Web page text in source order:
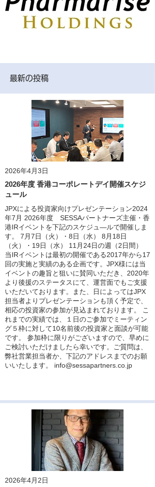
最新の投稿
2026年4月3日
2026年度 香港コーポレートデイ開催スケジ
ュール
JPXによる投資家向けプレゼンテーション2024
年7月 2026年度 SESSAパートナーズ主催・香
港IRイベントを下記のスケジュ―ルで開催しま
す。 7月7日（火）・8日（水） 8月18日
（火）・19日（水） 11月24日の週（2日間）
当IRイベントは最初の開催である2017年から17
回の実施と実績のある企画です。JPX様には当
イベントの趣旨と狙いに賛同いただき、2020年
より後援のステータスにて、運営面でもご支援
いただいております。また、日によってはJPX
担当者よりプレゼンテーションも頂く予定で、
相応の投資家の参加が見込まれております。 こ
れまでの実績では、１日のご参加でミーティン
グ５枠に対して10名前後の投資家と面談が可能
です。 参加枠に限りがございますので、早めに
ご検討いただけましたら幸いです。ご質問は、
弊社営業担当者か、下記のアドレスまでのお願
いいたします。 info@sessapartners.co.jp
2026年4月2日